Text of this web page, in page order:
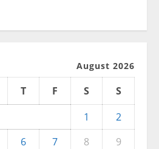
August 2026
T F S
S
1
2
6 7 8
9